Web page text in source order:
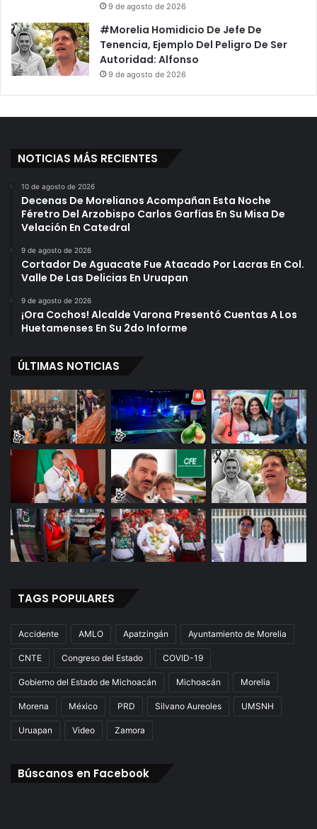
9 de agosto de 2026
#Morelia Homidicio De Jefe De
Tenencia, Ejemplo Del Peligro De Ser
Autoridad: Alfonso
9 de agosto de 2026
NOTICIAS MÁS RECIENTES
10 de agosto de 2026
Decenas De Morelianos Acompañan Esta Noche
Féretro Del Arzobispo Carlos Garfías En Su Misa De
Velación En Catedral
9 de agosto de 2026
Cortador De Aguacate Fue Atacado Por Lacras En Col.
Valle De Las Delicias En Uruapan
9 de agosto de 2026
¡Ora Cochos! Alcalde Varona Presentó Cuentas A Los
Huetamenses En Su 2do Informe
ÚLTIMAS NOTICIAS
TAGS POPULARES
Accidente AMLO Apatzingán Ayuntamiento de Morelia
CNTE Congreso del Estado COVID-19
Gobierno del Estado de Michoacán Michoacán Morelia
Morena México PRD Silvano Aureoles UMSNH
Uruapan Video Zamora
Búscanos en Facebook